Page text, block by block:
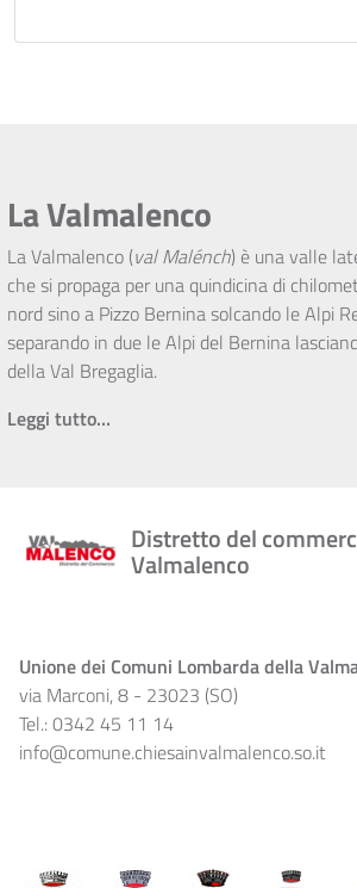
La Valmalenco
La Valmalenco (val Malénch) è una valle
che si propaga per una quindicina di
nord sino a Pizzo Bernina solcando le Alpi
separando in due le Alpi del Bernina
della Val Bregaglia.
Leggi tutto…
Distretto del
Valmalenco
Unione dei Comuni Lombarda della
via Marconi, 8 - 23023 (SO)
Tel.: 0342 45 11 14
info@comune.chiesainvalmalenco.so.it